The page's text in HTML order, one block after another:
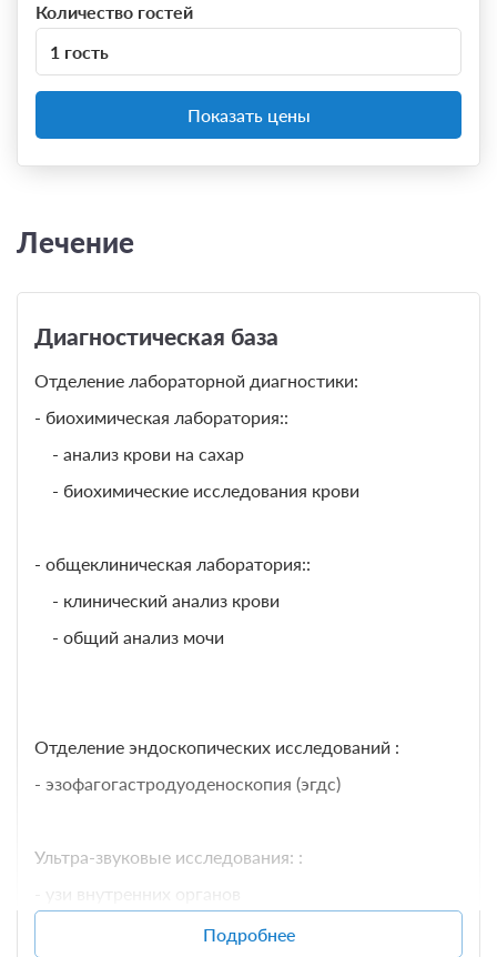
Количество гостей
1 гость
Показать цены
Лечение
Диагностическая база
Отделение лабораторной диагностики:
- биохимическая лаборатория::
- анализ крови на сахар
- биохимические исследования крови
- общеклиническая лаборатория::
- клинический анализ крови
- общий анализ мочи
Отделение эндоскопических исследований :
- эзофагогастродуоденоскопия (эгдс)
Ультра-звуковые исследования: :
- узи внутренних органов
Подробнее